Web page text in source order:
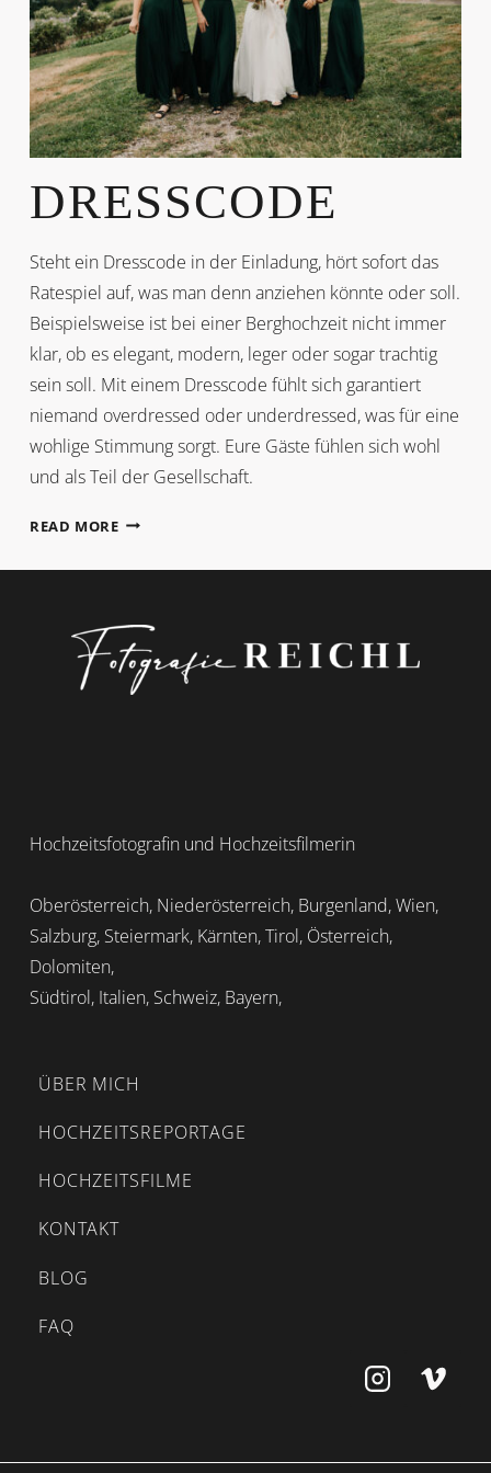
DRESSCODE
Steht ein Dresscode in der Einladung, hört sofort das
Ratespiel auf, was man denn anziehen könnte oder soll.
Beispielsweise ist bei einer Berghochzeit nicht immer
klar, ob es elegant, modern, leger oder sogar trachtig
sein soll. Mit einem Dresscode fühlt sich garantiert
niemand overdressed oder underdressed, was für eine
wohlige Stimmung sorgt. Eure Gäste fühlen sich wohl
und als Teil der Gesellschaft.
READ MOREDRESSCODE
Hochzeitsfotografin und Hochzeitsfilmerin
Oberösterreich, Niederösterreich, Burgenland, Wien,
Salzburg, Steiermark, Kärnten, Tirol, Österreich,
Dolomiten,
Südtirol, Italien, Schweiz, Bayern,
ÜBER MICH
HOCHZEITSREPORTAGE
HOCHZEITSFILME
KONTAKT
BLOG
FAQ